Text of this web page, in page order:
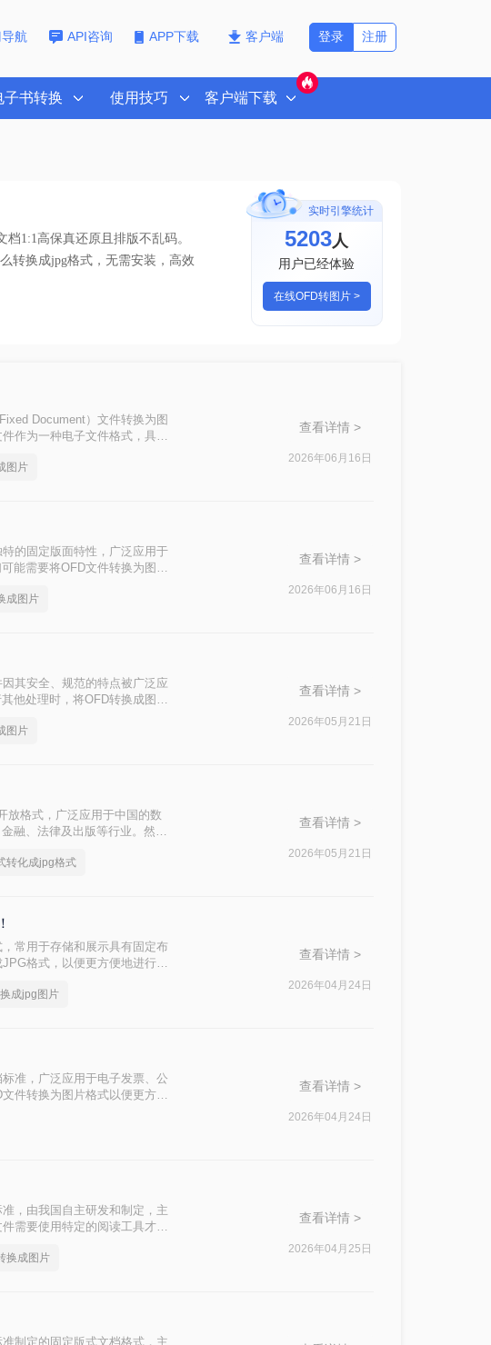
航 API咨询 APP下载 客户端 注册
登录
子书转换 使用技巧 客户端下载
1:1高保真还原且排版不乱码。
转换成jpg格式，无需安装，高效
实时引擎统计
5207人
用户已经体验
在线OFD转图片 >
Document）文件转换为图
作为一种电子文件格式，具有
。
图片
查看详情 >
2026年06月16日
的固定版面特性，广泛应用于
能需要将OFD文件转换为图片
成图片
查看详情 >
2026年06月16日
其安全、规范的特点被广泛应
他处理时，将OFD转换成图片
求选择最适合的方式。
图片
查看详情 >
2026年05月21日
放格式，广泛应用于中国的数
融、法律及出版等行业。然
格式转化为图片的方法。
转化成jpg格式
查看详情 >
2026年05月21日
常用于存储和展示具有固定布
格式，以便更方便地进行查
成jpg图片
查看详情 >
2026年04月24日
准，广泛应用于电子发票、公
件转换为图片格式以便更方便
查看详情 >
2026年04月24日
，由我国自主研发和制定，主
需要使用特定的阅读工具才能
件转换为图片的方法。
换成图片
查看详情 >
2026年04月25日
制定的固定版式文档格式，主